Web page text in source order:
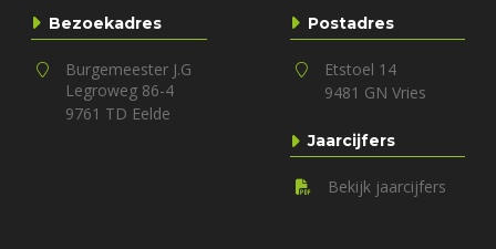
Bezoekadres
Burgemeester J.G
Legroweg 86-4
9761 TD Eelde
Postadres
Etstoel 14
9481 GN Vries
Jaarcijfers
Bekijk jaarcijfers